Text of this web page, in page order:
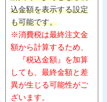
込金額を表示する設定
も可能です。
※消費税は最終注文金
額から計算するため、
『税込金額』を加算
しても、最終金額と差
異が生じる可能性がご
ざいます。